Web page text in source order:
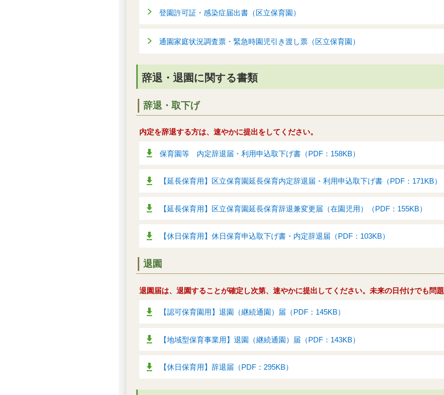
登園許可証・感染症届出書（区立保育園）
通園家庭状況調査票・緊急時園児引き渡し票（区立保育園）
辞退・退園に関する書類
辞退・取下げ
内定を辞退する方は、速やかに提出をしてください。
保育園等 内定辞退届・利用申込取下げ書（PDF：158KB）
【延長保育用】区立保育園延長保育内定辞退届・利用申込取下げ書（PDF：171KB）
【延長保育用】区立保育園延長保育辞退兼変更届（在園児用）（PDF：155KB）
【休日保育用】休日保育申込取下げ書・内定辞退届（PDF：103KB）
退園
退園届は、退園することが確定し次第、速やかに提出してください。未来の日付けでも問
【認可保育園用】退園（継続通園）届（PDF：145KB）
【地域型保育事業用】退園（継続通園）届（PDF：143KB）
【休日保育用】辞退届（PDF：295KB）